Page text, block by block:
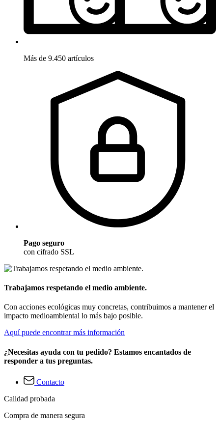
Más de 9.450 artículos
Pago seguro
con cifrado SSL
Trabajamos respetando el medio ambiente.
Con acciones ecológicas muy concretas, contribuimos a mantener el
impacto medioambiental lo más bajo posible.
Aquí puede encontrar más información
¿Necesitas ayuda con tu pedido? Estamos encantados de
responder a tus preguntas.
Contacto
Calidad probada
Compra de manera segura